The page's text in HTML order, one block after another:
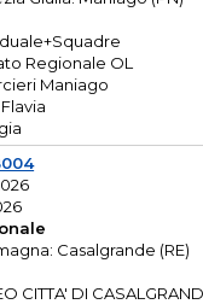
Regionale OL
Maniago
Casalgrande (RE)
CITTA' DI